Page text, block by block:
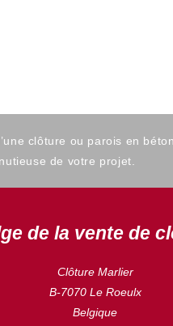
clôture ou parois en
de votre projet.
de la vente de
Clôture Marlier
B-7070 Le Roeulx
Belgique